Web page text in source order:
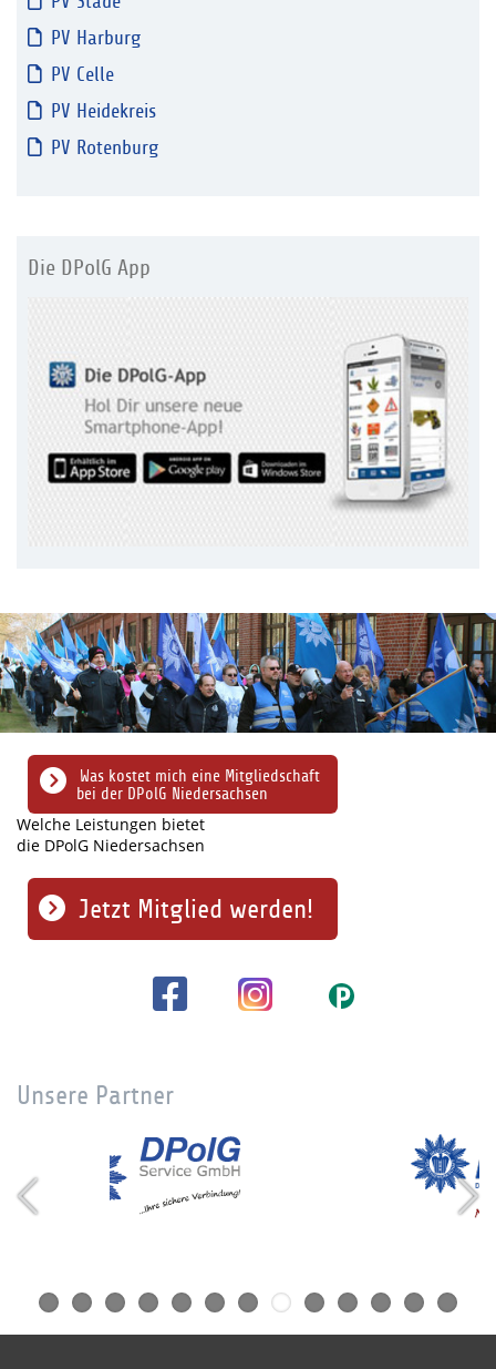
PV Harburg
PV Celle
PV Heidekreis
PV Rotenburg
Die DPolG App
Was kostet mich eine Mitgliedschaft
bei der DPolG Niedersachsen
Welche Leistungen bietet
die DPolG Niedersachsen
Jetzt Mitglied werden!
Unsere Partner